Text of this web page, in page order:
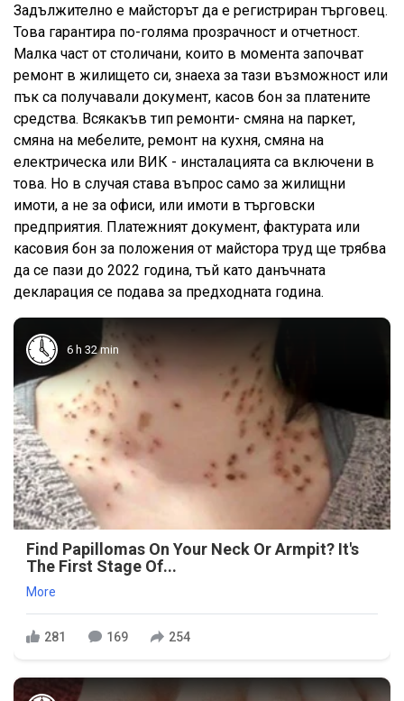
Задължително е майсторът да е регистриран търговец.
Това гарантира по-голяма прозрачност и отчетност.
Малка част от столичани, които в момента започват
ремонт в жилището си, знаеха за тази възможност или
пък са получавали документ, касов бон за платените
средства. Всякакъв тип ремонти- смяна на паркет,
смяна на мебелите, ремонт на кухня, смяна на
електрическа или ВИК - инсталацията са включени в
това. Но в случая става въпрос само за жилищни
имоти, а не за офиси, или имоти в търговски
предприятия. Платежният документ, фактурата или
касовия бон за положения от майстора труд ще трябва
да се пази до 2022 година, тъй като данъчната
декларация се подава за предходната година.
6 h 32 min
Find Papillomas On Your Neck Or Armpit? It's
The First Stage Of...
More
281 169 254